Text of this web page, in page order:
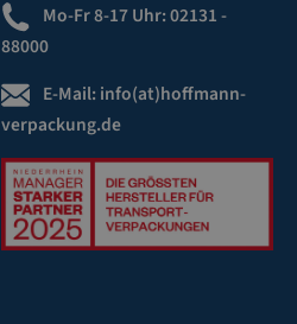
Mo-Fr 8-17 Uhr:02131 -
88000
E-Mail: info(at)hoffmann-
verpackung.de